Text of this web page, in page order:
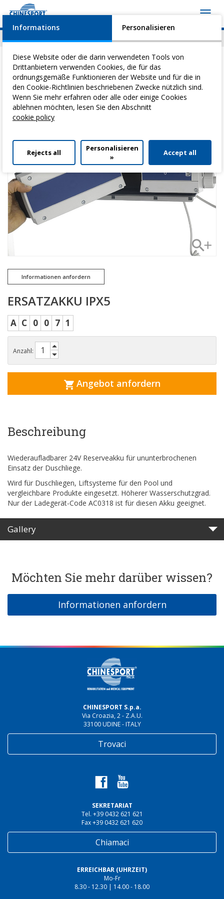
News Geschehen Video Download
Sie befinden sich hier:Home>Hygiene Und Antidekubitus>
Duschliegen > Ersatzakku ipx5
Informationen anfordern
ERSATZAKKU IPX5
A C 0 0 7 1
Anzahl:
Angebot anfordern
Beschreibung
Wiederaufladbarer 24V Reserveakku für ununterbrochenen
Einsatz der Duschliege.
Wird für Duschliegen, Liftsysteme für den Pool und
vergleichbare Produkte eingesetzt. Höherer Wasserschutzgrad.
Nur der Ladegerät-Code AC0318 ist für diesen Akku geeignet.
Gallery
Möchten Sie mehr darüber wissen?
Informationen anfordern
CHINESPORT S.p.a.
Via Croazia, 2 - Z.A.U.
33100 UDINE - ITALY
Trovaci
SEKRETARIAT
Tel. +39 0432 621 621
Fax +39 0432 621 620
Chiamaci
ERREICHBAR (UHRZEIT)
Mo-Fr
8.30 - 12.30 | 14.00 - 18.00
Informations Personalisieren
Diese Website oder die darin verwendeten Tools von
Drittanbietern verwenden Cookies, die für das
ordnungsgemäße Funktionieren der Website und für die in
den Cookie-Richtlinien beschriebenen Zwecke nützlich sind.
Wenn Sie mehr erfahren oder alle oder einige Cookies
ablehnen möchten, lesen Sie den Abschnitt
cookie policy
Rejects all
Personalisieren
»
Accept all